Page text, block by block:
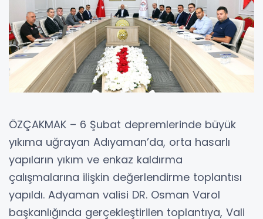
ÖZÇAKMAK – 6 Şubat depremlerinde büyük
yıkıma uğrayan Adıyaman’da, orta hasarlı
yapıların yıkım ve enkaz kaldırma
çalışmalarına ilişkin değerlendirme toplantısı
yapıldı. Adyaman valisi DR. Osman Varol
başkanlığında gerçekleştirilen toplantıya, Vali